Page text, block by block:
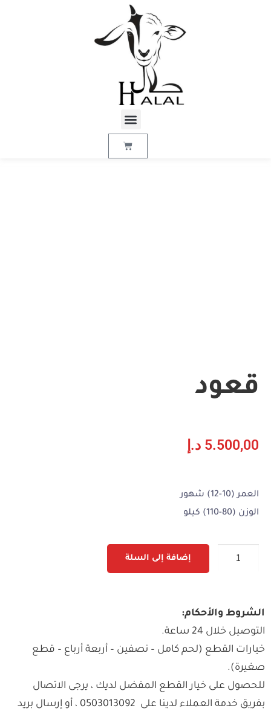
قعود
5.500,00 د.إ
العمر (10-12) شهور
الوزن (80-110) كيلو
إضافة إلى السلة
الشروط والأحكام:
التوصيل خلال 24 ساعة.
خيارات القطع (لحم كامل – نصفين – أربعة أرباع – قطع
صغيرة).
للحصول على خيار القطع المفضل لديك ، يرجى الاتصال
بفريق خدمة العملاء لدينا على 0503013092 ، أو إرسال بريد